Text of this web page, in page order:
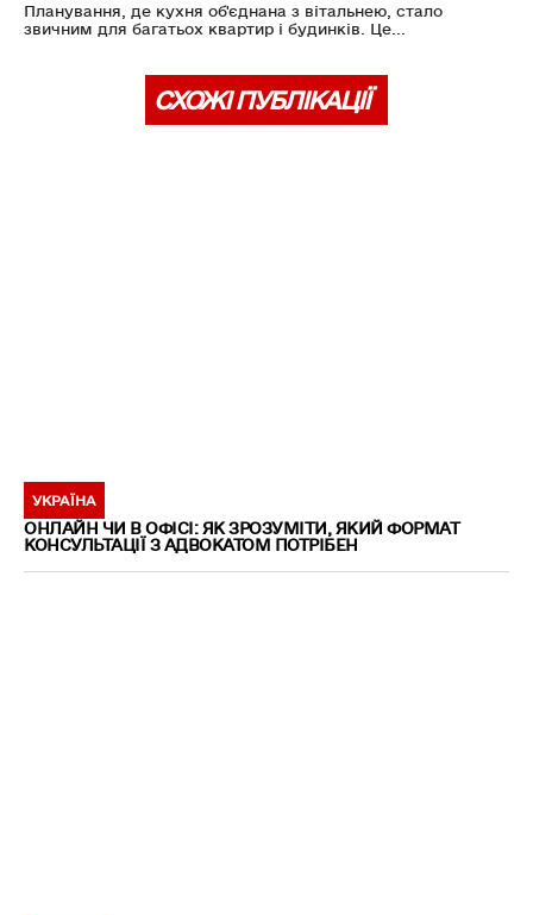
Планування, де кухня об'єднана з вітальнею, стало
звичним для багатьох квартир і будинків. Це...
СХОЖІ ПУБЛІКАЦІЇ
УКРАЇНА
ОНЛАЙН ЧИ В ОФІСІ: ЯК ЗРОЗУМІТИ, ЯКИЙ ФОРМАТ
КОНСУЛЬТАЦІЇ З АДВОКАТОМ ПОТРІБЕН